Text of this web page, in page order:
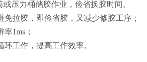
或压力桶储胶作业，俭省换胶时间。
免拉胶，即俭省胶，又减少修胶工序；
1ms；
环工作，提高工作效率。